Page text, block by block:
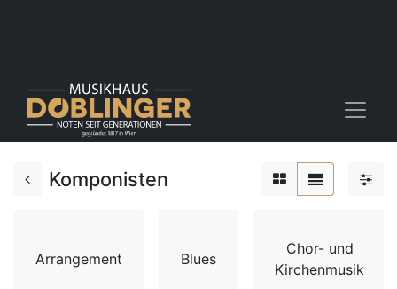
Komponisten
Arrangement Blues
Chor- und
Kirchenmusik